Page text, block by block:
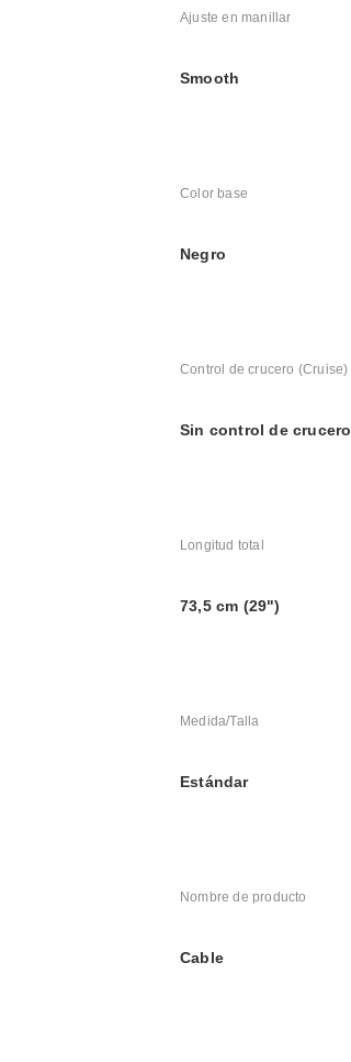
Ajuste en manillar
Smooth
Color base
Negro
Control de crucero (Cruise)
Sin control de crucero
Longitud total
73,5 cm (29")
Medida/Talla
Estándar
Nombre de producto
Cable